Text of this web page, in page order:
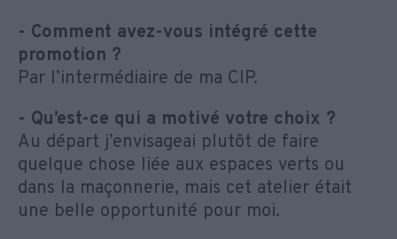
- Comment avez-vous intégré cette
promotion ?
Par l’intermédiaire de ma CIP.
- Qu’est-ce qui a motivé votre choix ?
Au départ j’envisageai plutôt de faire
quelque chose liée aux espaces verts ou
dans la maçonnerie, mais cet atelier était
une belle opportunité pour moi.